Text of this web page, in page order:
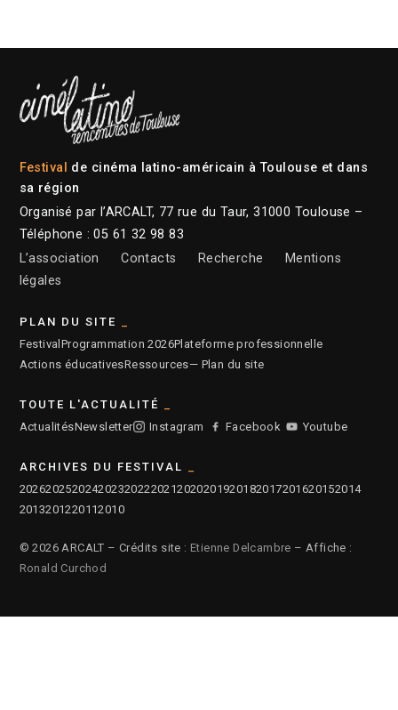
Festival de cinéma latino-américain à Toulouse et dans
sa région
Organisé par l’ARCALT, 77 rue du Taur, 31000 Toulouse –
Téléphone : 05 61 32 98 83
L’association
Contacts Recherche
Mentions
légales
PLAN DU SITE
Festival Programmation 2026Plateforme professionnelle
Actions éducativesRessources— Plan du site
TOUTE L'ACTUALITÉ
ActualitésNewsletter Instagram Facebook Youtube
ARCHIVES DU FESTIVAL
2026202520242023202220212020201920182017201620152014
2013201220112010
© 2026 ARCALT – Crédits site : Etienne Delcambre – Affiche :
Ronald Curchod